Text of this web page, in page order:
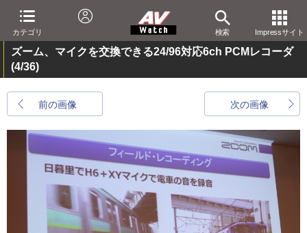
カテゴリ 検索 Impressサイト
ズーム、マイクを交換できる24/96対応6ch PCMレコーダ
(4/36)
前の画像 次の画像